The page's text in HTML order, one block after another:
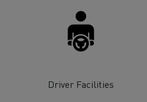
Driver Facilities